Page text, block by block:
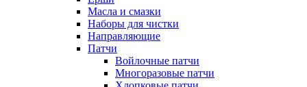
Масла и смазки
Наборы для чистки
Направляющие
Патчи
Войлочные патчи
Многоразовые патчи